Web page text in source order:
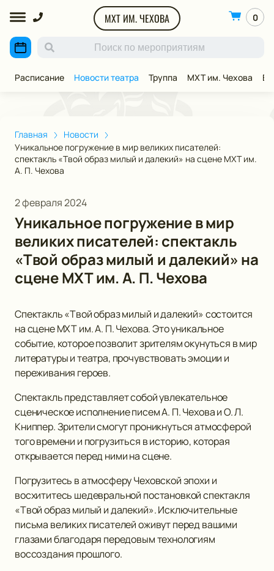
МХТ ИМ. ЧЕХОВА 0
Расписание Новости театра Труппа МХТ им. Чехова
Главная
Новости
Уникальное погружение в мир великих писателей:
спектакль «Твой образ милый и далекий» на сцене МХТ им.
А. П. Чехова
2 февраля 2024
Уникальное погружение в мир
великих писателей: спектакль
«Твой образ милый и далекий» на
сцене МХТ им. А. П. Чехова
Спектакль «Твой образ милый и далекий» состоится
на сцене МХТ им. А. П. Чехова. Это уникальное
событие, которое позволит зрителям окунуться в мир
литературы и театра, прочувствовать эмоции и
переживания героев.
Спектакль представляет собой увлекательное
сценическое исполнение писем А. П. Чехова и О. Л.
Книппер. Зрители смогут проникнуться атмосферой
того времени и погрузиться в историю, которая
открывается перед ними на сцене.
Погрузитесь в атмосферу Чеховской эпохи и
восхититесь шедевральной постановкой спектакля
«Твой образ милый и далекий». Исключительные
письма великих писателей оживут перед вашими
глазами благодаря передовым технологиям
воссоздания прошлого.